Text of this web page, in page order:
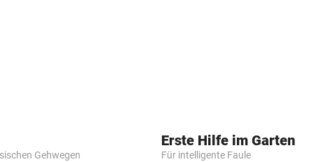
Gehwegen
Erste Hilfe im Garten
Für intelligente Faule